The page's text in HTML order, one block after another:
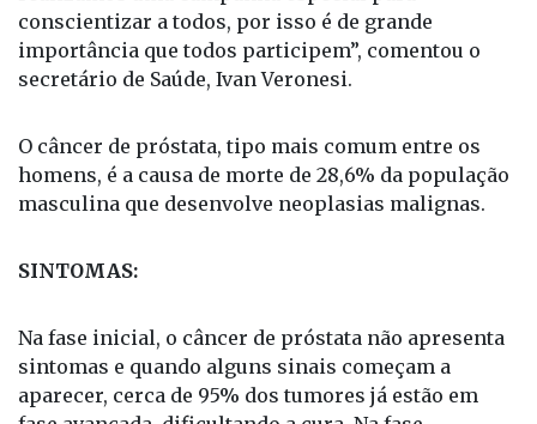
solicitará a realização do exame. Porém nessa
época do ano os cuidados se intensificam e
realizamos uma campanha especial para
conscientizar a todos, por isso é de grande
secretário de Saúde, Ivan Veronesi.
O câncer de próstata, tipo mais comum entre os
masculina que desenvolve neoplasias malignas.
SINTOMAS:
Na fase inicial, o câncer de próstata não apresenta